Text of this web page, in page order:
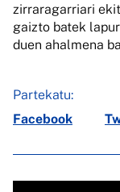
zirraragarriari
gaizto batek
duen ahalmena
Partekatu:
Facebook